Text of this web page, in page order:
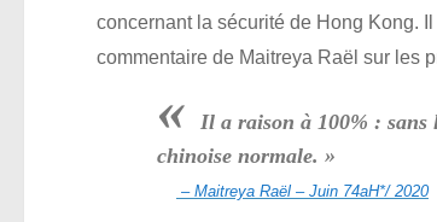
concernant la sécurité de Hong Kong.
commentaire de Maitreya Raël sur les
«
Il a raison à 100% : sans
chinoise normale. »
– Maitreya Raël – Juin 74aH*/ 2020